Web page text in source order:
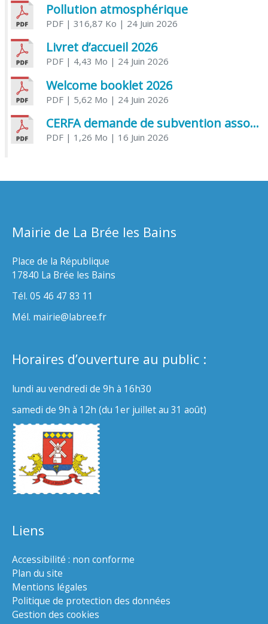
Pollution atmosphérique
PDF| 316,87 Ko | 24 Juin 2026
Livret d’accueil 2026
PDF| 4,43 Mo | 24 Juin 2026
Welcome booklet 2026
PDF| 5,62 Mo | 24 Juin 2026
CERFA demande de subvention association
PDF| 1,26 Mo | 16 Juin 2026
Mairie de La Brée les Bains
Place de la République
17840 La Brée les Bains
Tél. 05 46 47 83 11
Mél. mairie@labree.fr
Horaires d’ouverture au public :
lundi au vendredi de 9h à 16h30
samedi de 9h à 12h (du 1er juillet au 31 août)
Liens
Accessibilité : non conforme
Plan du site
Mentions légales
Politique de protection des données
Gestion des cookies